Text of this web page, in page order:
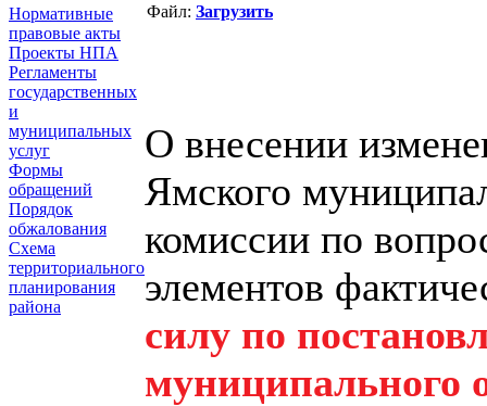
Нормативные
правовые акты
Проекты НПА
Регламенты
государственных
и
муниципальных
услуг
Формы
обращений
Порядок
обжалования
Схема
территориального
планирования
района
Файл: Загрузить
О внесении
Ямского
комиссии по
элементов
силу по
муниципального